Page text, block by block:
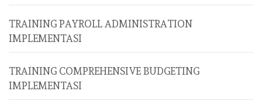
TRAINING PAYROLL ADMINISTRATION
IMPLEMENTASI
TRAINING COMPREHENSIVE BUDGETING
IMPLEMENTASI